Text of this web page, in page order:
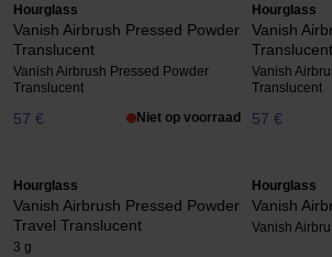
Hourglass
Vanish Airbrush Pressed Powder
Translucent
Vanish Airbrush Pressed Powder
Translucent
57 € Niet op voorraad
Hourglass
Vanish
Translucent
Vanish
Translucent
57 €
Hourglass
Vanish Airbrush Pressed Powder
Travel Translucent
3 g
Hourglass
Vanish
Vanish